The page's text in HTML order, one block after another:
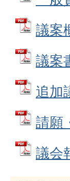
議案
議案
追加
請願
議会